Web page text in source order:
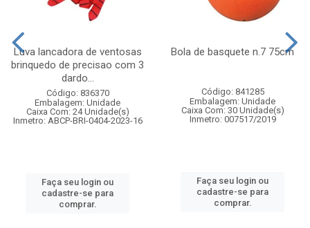
Luva lancadora de ventosas
brinquedo de precisao com 3
dardo...
Código: 836370
Embalagem: Unidade
Caixa Com: 24 Unidade(s)
Inmetro: ABCP-BRI-0404-2023-16
Faça seu login ou
cadastre-se para
comprar.
Bola de basquete n.7 75cm
Código: 841285
Embalagem: Unidade
Caixa Com: 30 Unidade(s)
Inmetro: 007517/2019
Faça seu login ou
cadastre-se para
comprar.